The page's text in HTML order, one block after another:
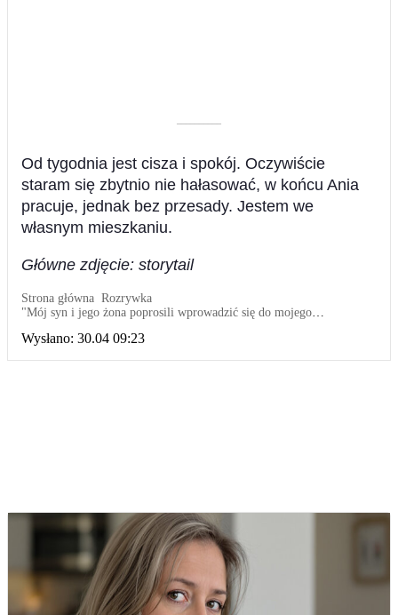
––––––––––
Od tygodnia jest cisza i spokój. Oczywiście
staram się zbytnio nie hałasować, w końcu Ania
pracuje, jednak bez przesady. Jestem we
własnym mieszkaniu.
Główne zdjęcie: storytail
Strona główna Rozrywka
"Mój syn i jego żona poprosili wprowadzić się do mojego
Wysłano: 30.04 09:23